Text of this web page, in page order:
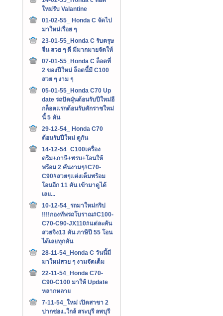
ใหม่รับ Valantine
01-02-55_ Honda C จัดไป
มาใหม่เรื่อย ๆ
23-01-55_Honda C รับตรุษ
จีน สวย ๆ ดี มีมากมายจัดให้
07-01-55_Honda C ล็อตที่
2 ของปีใหม่ ล็อตนี้มี C100
สวย ๆ งาม ๆ
05-01-55_Honda C70 Up
date รถปัดฝุ่นต้อนรับปีใหม่อี
กล็อตแรกต้อนรับศักราชใหม่
นี้ 5 คัน
29-12-54_ Honda C70
ต้อนรับปีใหม่ ดูกัน
14-12-54_C100เครื่อง
ดรีม+ภาษี+พรบ+โอนให้
พร้อม 2 คันงามๆ#C70-
C90#สวยๆแต่งเต็มพร้อม
โอนอีก 11 คัน เข้ามาดูได้
เลย...
10-12-54_รถมาใหม่กริป
!!!!กองทัพรถโบราณ#C100-
C70-C90-JX110#แต่ละคัน
สวยจิง13 คัน ภาษีปี 55 โอน
ได้เลยทุกคัน
28-11-54_Honda C วันนี้มี
มาใหม่สวย ๆ งามจัดเต็ม
22-11-54_Honda C70-
C90-C100 มาให้ Update
หลากหลาย
7-11-54_ใหม่ เปิดสาขา 2
ปากช่อง..ใกล้ สระบุรี ลพบุรี